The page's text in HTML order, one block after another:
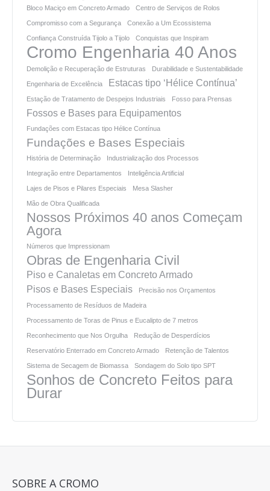
Bloco Maciço em Concreto Armado Centro de Serviços de Rolos
Compromisso com a Segurança Conexão a Um Ecossistema
Confiança Construída Tijolo a Tijolo Conquistas que Inspiram
Cromo Engenharia 40 Anos
Demolição e Recuperação de Estruturas Durabilidade e Sustentabilidade
Engenharia de Excelência Estacas tipo ‘Hélice Contínua’
Estação de Tratamento de Despejos Industriais Fosso para Prensas
Fossos e Bases para Equipamentos
Fundações com Estacas tipo Hélice Contínua
Fundações e Bases Especiais
História de Determinação Industrialização dos Processos
Integração entre Departamentos Inteligência Artificial
Lajes de Pisos e Pilares Especiais Mesa Slasher
Mão de Obra Qualificada
Nossos Próximos 40 anos Começam
Agora
Números que Impressionam
Obras de Engenharia Civil
Piso e Canaletas em Concreto Armado
Pisos e Bases Especiais
Precisão nos Orçamentos
Processamento de Resíduos de Madeira
Processamento de Toras de Pinus e Eucalipto de 7 metros
Reconhecimento que Nos Orgulha Redução de Desperdícios
Reservatório Enterrado em Concreto Armado Retenção de Talentos
Sistema de Secagem de Biomassa Sondagem do Solo tipo SPT
Sonhos de Concreto Feitos para
Durar
SOBRE A CROMO